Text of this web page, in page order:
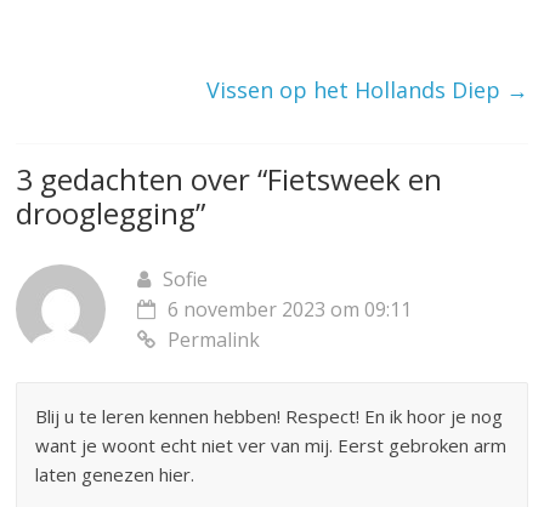
Vissen op het Hollands Diep →
3 gedachten over “Fietsweek en
drooglegging”
Sofie
6 november 2023 om 09:11
Permalink
Blij u te leren kennen hebben! Respect! En ik hoor je nog
want je woont echt niet ver van mij. Eerst gebroken arm
laten genezen hier.